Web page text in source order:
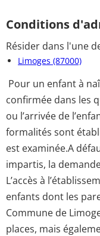
Conditions
Résider dans l'une
Limoges (87000)
Pour un enfant à
confirmée dans les
ou l’arrivée de
formalités sont
est examinée.A
impartis, la
L’accès à
enfants dont les
Commune de
places, mais